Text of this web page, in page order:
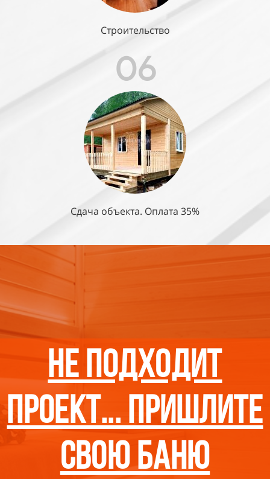
Строительство
06
Сдача объекта. Оплата 35%
нЕ подходит
проект... пришлите
свою баню